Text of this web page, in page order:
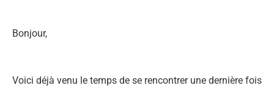
Bonjour,
Voici déjà venu le temps de se rencontrer une dernière fois